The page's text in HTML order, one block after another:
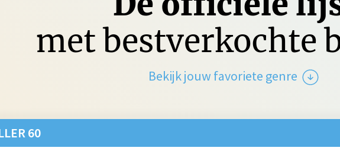
met bestverkochte
Bekijk jouw favoriete genre
60